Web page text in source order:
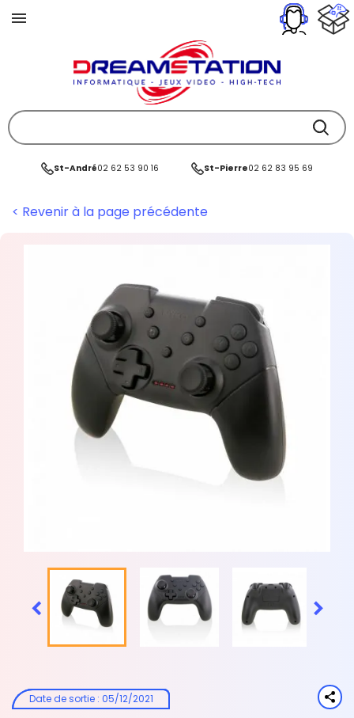
St-André02 62 53 90 16 St-Pierre02 62 83 95 69
< Revenir à la page précédente
 
Date de sortie: 05/12/2021